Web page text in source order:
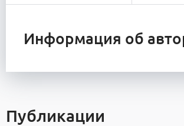
Информация об
Публикации